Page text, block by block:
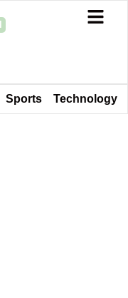
Sports Technology